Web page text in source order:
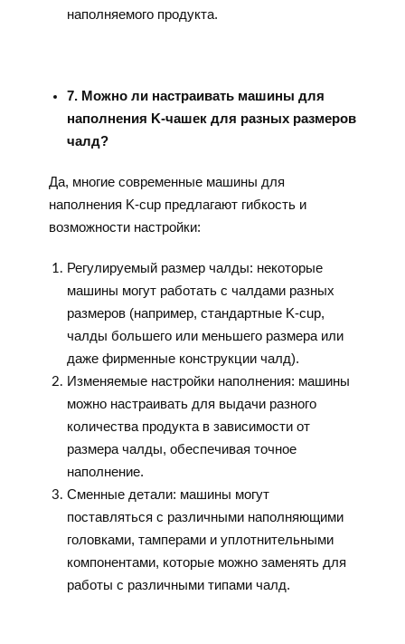
наполняемого продукта.
7. Можно ли настраивать машины для
наполнения K-чашек для разных размеров
чалд?
Да, многие современные машины для
наполнения K-cup предлагают гибкость и
возможности настройки:
Регулируемый размер чалды: некоторые
машины могут работать с чалдами разных
размеров (например, стандартные K-cup,
чалды большего или меньшего размера или
даже фирменные конструкции чалд).
Изменяемые настройки наполнения: машины
можно настраивать для выдачи разного
количества продукта в зависимости от
размера чалды, обеспечивая точное
наполнение.
Сменные детали: машины могут
поставляться с различными наполняющими
головками, тамперами и уплотнительными
компонентами, которые можно заменять для
работы с различными типами чалд.